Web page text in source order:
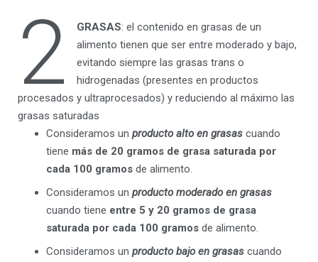
2 GRASAS: el contenido en grasas de un
alimento tienen que ser entre moderado y bajo,
evitando siempre las grasas trans o
hidrogenadas (presentes en productos
procesados y ultraprocesados) y reduciendo al máximo las
grasas saturadas
Consideramos un producto alto en grasas cuando
tiene más de 20 gramos de grasa saturada por
cada 100 gramos de alimento.
Consideramos un producto moderado en grasas
cuando tiene entre 5 y 20 gramos de grasa
saturada por cada 100 gramos de alimento.
Consideramos un producto bajo en grasas cuando